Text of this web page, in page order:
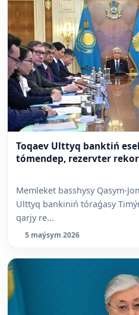
Toqaev Ulttyq banktiń
tómendep, rezervter
Memleket basshysy Qasym-
Ulttyq bankiniń tóraǵasy
qarjy re...
5 maýsym 2026